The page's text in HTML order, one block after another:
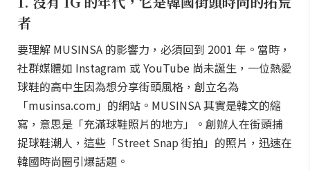
者
要理解 MUSINSA 的影響力，必須回到 2001 年。當時，
社群媒體如 Instagram 或 YouTube 尚未誕生，一位熱愛
球鞋的高中生因為想分享街頭風格，創立名為
「musinsa.com」的網站。MUSINSA 其實是韓文的縮
寫，意思是「充滿球鞋照片的地方」。創辦人在街頭捕
捉球鞋潮人，這些「Street Snap 街拍」的照片，迅速在
韓國時尚圈引爆話題。